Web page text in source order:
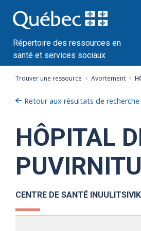
au
contenu
Répertoire des ressources en
santé et services sociaux
Trouver une ressource Avortement
Retour aux résultats de recherche
HÔPITAL
CENTRE DE SANTÉ INUULITSIVIK